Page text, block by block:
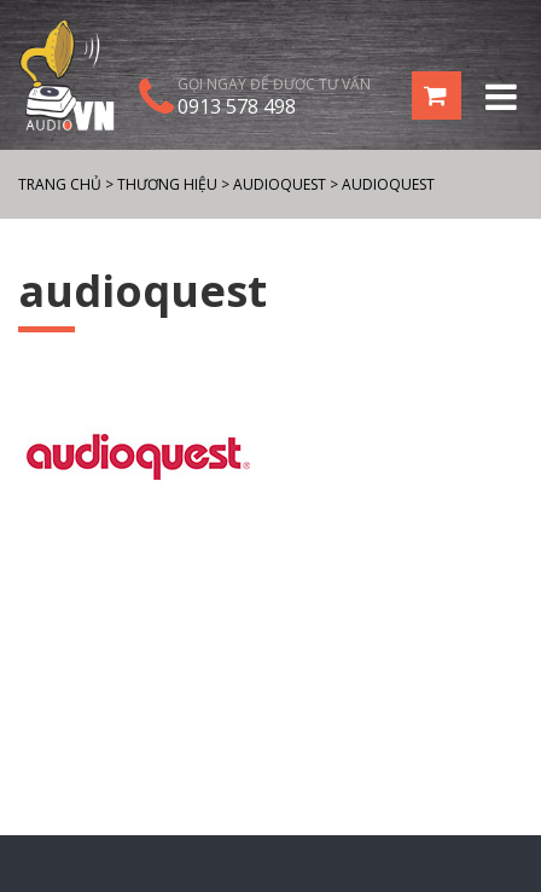
GỌI NGAY ĐỂ ĐƯỢC TƯ VẤN
0913 578 498
TRANG CHỦ >THƯƠNG HIỆU >AUDIOQUEST >AUDIOQUEST
audioquest